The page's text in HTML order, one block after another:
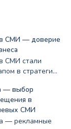
в СМИ — доверие
СМИ стали
в стратегии
— выбор
в
СМИ
— рекламные